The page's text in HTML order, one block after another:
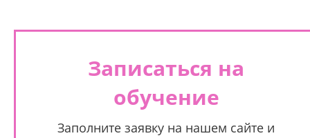
Записаться на
обучение
Заполните заявку на нашем сайте и